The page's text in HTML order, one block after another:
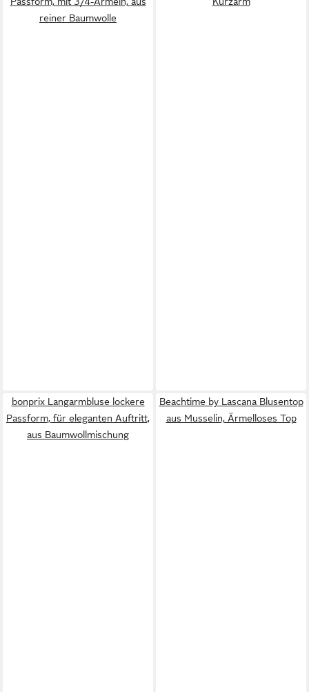
reiner Baumwolle
bonprix Langarmbluse lockere
Passform, für eleganten Auftritt,
aus Baumwollmischung
Beachtime by Lascana Blusentop
aus Musselin, Ärmelloses Top